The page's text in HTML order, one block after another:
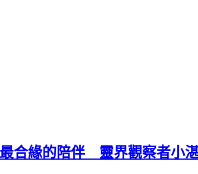
合緣的陪伴 靈界觀察者小